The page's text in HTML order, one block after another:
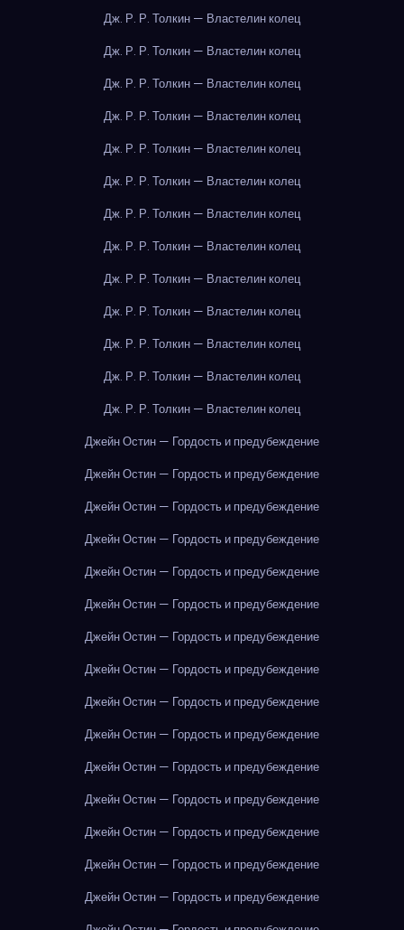
Дж. Р. Р. Толкин — Властелин колец
Дж. Р. Р. Толкин — Властелин колец
Дж. Р. Р. Толкин — Властелин колец
Дж. Р. Р. Толкин — Властелин колец
Дж. Р. Р. Толкин — Властелин колец
Дж. Р. Р. Толкин — Властелин колец
Дж. Р. Р. Толкин — Властелин колец
Дж. Р. Р. Толкин — Властелин колец
Дж. Р. Р. Толкин — Властелин колец
Дж. Р. Р. Толкин — Властелин колец
Дж. Р. Р. Толкин — Властелин колец
Дж. Р. Р. Толкин — Властелин колец
Дж. Р. Р. Толкин — Властелин колец
Джейн Остин — Гордость и предубеждение
Джейн Остин — Гордость и предубеждение
Джейн Остин — Гордость и предубеждение
Джейн Остин — Гордость и предубеждение
Джейн Остин — Гордость и предубеждение
Джейн Остин — Гордость и предубеждение
Джейн Остин — Гордость и предубеждение
Джейн Остин — Гордость и предубеждение
Джейн Остин — Гордость и предубеждение
Джейн Остин — Гордость и предубеждение
Джейн Остин — Гордость и предубеждение
Джейн Остин — Гордость и предубеждение
Джейн Остин — Гордость и предубеждение
Джейн Остин — Гордость и предубеждение
Джейн Остин — Гордость и предубеждение